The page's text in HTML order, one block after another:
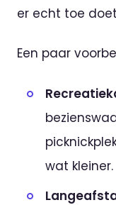
er echt toe
Een paar
wat kleiner.